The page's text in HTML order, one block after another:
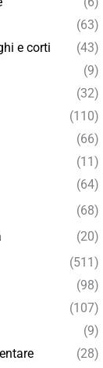
(63)
e corti
(43)
(9)
(32)
(110)
(66)
(11)
(64)
(68)
(20)
(511)
(98)
(107)
(9)
(28)